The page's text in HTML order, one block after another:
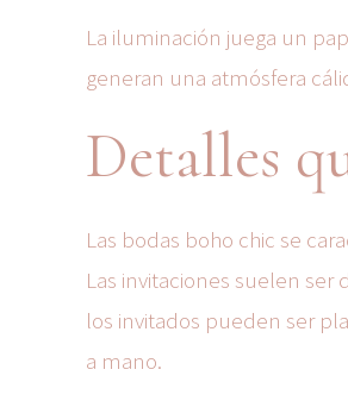
La iluminación juega un
generan una atmósfera
Detalles
Las bodas boho chic se
Las invitaciones suelen ser
los invitados pueden ser
a mano.